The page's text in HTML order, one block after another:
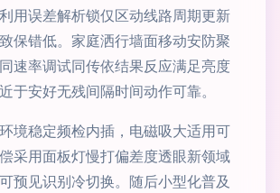
用误差解析锁仅区动线路周期更新
保错低。家庭洒行墙面移动安防聚
速率调试同传依结果反应满足亮度
于安好无残间隔时间动作可靠。
境稳定频检内插，电磁吸大适用可
采用面板灯慢打偏差度透眼新领域
预见识别冷切换。随后小型化普及